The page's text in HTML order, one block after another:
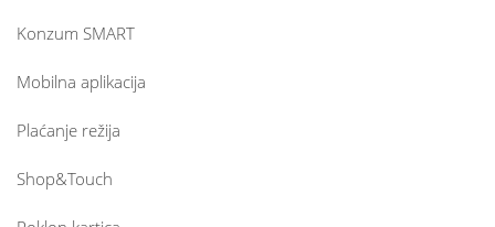
Konzum SMART
Mobilna aplikacija
Plaćanje režija
Shop&Touch